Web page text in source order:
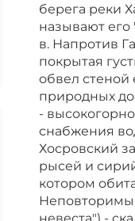
берега реки
называют
в. Напротив
покрытая
обвел
природных
-
снабжения
Хосровский
рысей и
котором